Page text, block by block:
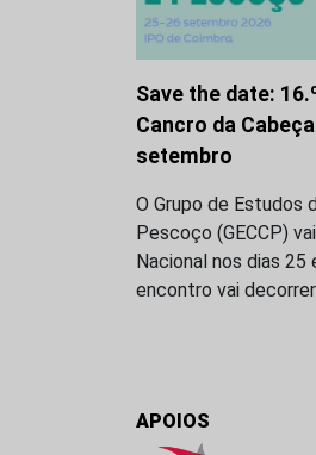
Save the date:
Cancro da
setembro
O Grupo de Estudos
Pescoço (GECCP)
Nacional nos dias
encontro vai
APOIOS